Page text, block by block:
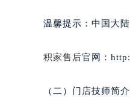
长
昆
西
温馨提示：中国大
积家售后官网：
（二）门店技师简介